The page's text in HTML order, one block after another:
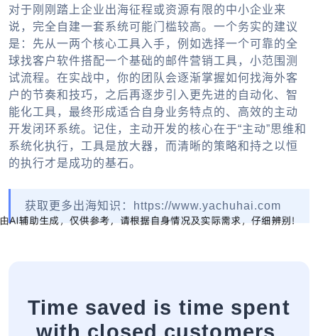
对于刚刚踏上企业出海征程或资源有限的中小企业来
说，完全自建一套系统可能门槛较高。一个务实的建议
是：先从一两个核心工具入手，例如选择一个可靠的全
球找客户软件搭配一个基础的邮件营销工具，小范围测
试流程。在实战中，你的团队会逐渐掌握如何找海外客
户 的节奏和技巧，之后再逐步引入更先进的自动化、智
能化工具，最终形成适合自身业务特点的、高效的主动
开发闭环系统。记住，主动开发的核心在于“主动”思维和
系统化执行，工具是放大器，而清晰的策略和持之以恒
的执行才是成功的基石。
获取更多出海知识：https://www.yachuhai.com
Time saved is time spent
with closed customers.